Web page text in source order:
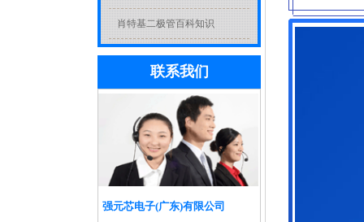
肖特基二极管百科知识
联系我们
强元芯电子(广东)有限公司